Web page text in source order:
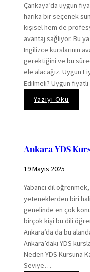
Çankaya’da uygun
harika bir seçenek
kişisel hem de
avantaj sağlıyor. Bu
İngilizce kurslarının
gerektiğini ve bu
ele alacağız. Uygun
Edilmeli? Uygun
Yazıyı Oku
Kursu
Ankara YDS
19 Mayıs 2025
Yabancı dil
yeteneklerden biri
genelinde en çok
birçok kişi bu dili
Ankara’da da bu
Ankara’daki YDS
Neden YDS Kursuna
Seviye…